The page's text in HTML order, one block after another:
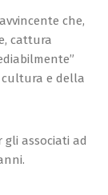
che,
cattura
e della
associati ad